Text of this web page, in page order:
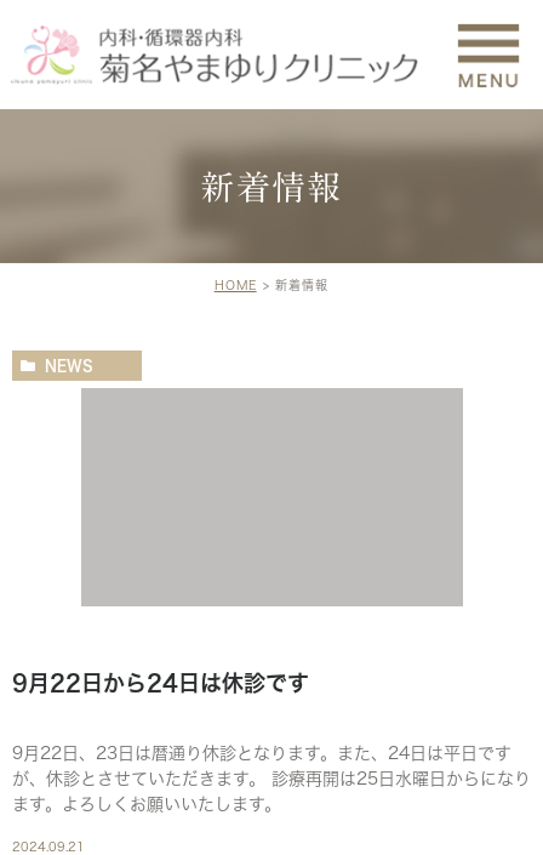
新着情報
HOME 新着情報
NEWS
9月22日から24日は休診です
9月22日、23日は暦通り休診となります。また、24日は平日です
が、休診とさせていただきます。 診療再開は25日水曜日からになり
ます。よろしくお願いいたします。
2024.09.21